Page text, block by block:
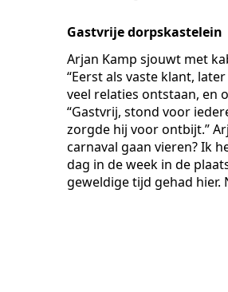
Gastvrije dorpskastelein
Arjan Kamp sjouwt met
“Eerst als vaste klant,
veel relaties ontstaan, en
“Gastvrij, stond voor
zorgde hij voor ontbijt.”
carnaval gaan vieren? Ik
dag in de week in de
geweldige tijd gehad hier.